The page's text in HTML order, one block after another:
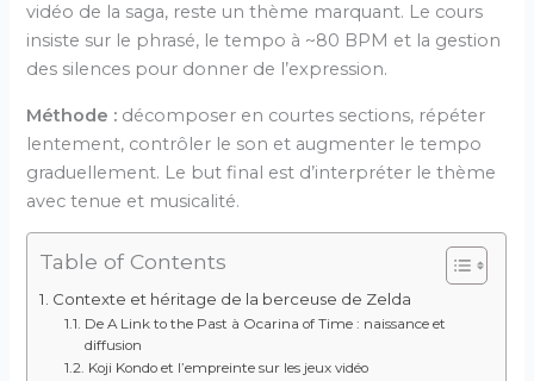
vidéo de la saga, reste un thème marquant. Le cours
insiste sur le phrasé, le tempo à ~80 BPM et la gestion
des silences pour donner de l’expression.
Méthode : décomposer en courtes sections, répéter
lentement, contrôler le son et augmenter le tempo
graduellement. Le but final est d’interpréter le thème
avec tenue et musicalité.
Table of Contents
Contexte et héritage de la berceuse de Zelda
De A Link to the Past à Ocarina of Time : naissance et
diffusion
Koji Kondo et l’empreinte sur les jeux vidéo